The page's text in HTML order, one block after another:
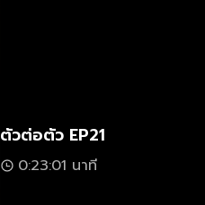
ตัวต่อตัว EP21
0:23:01 นาที